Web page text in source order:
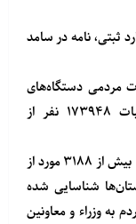
۶۵ درصد کل موارد ثبتی، نامه در سامد
۵۲۳ میز ارتباطات مردمی دستگاه‌های
اجرایی ستادی در سفرهای استانی به مطالبات ۱۷۳۹۴۸ نفر از
همچنین در مرکز ارتباطات مردمی رئیس‌جمهور، بیش از ۳۱۸۸ مورد از
شناسایی شده
مردم به وزراء و معاونین